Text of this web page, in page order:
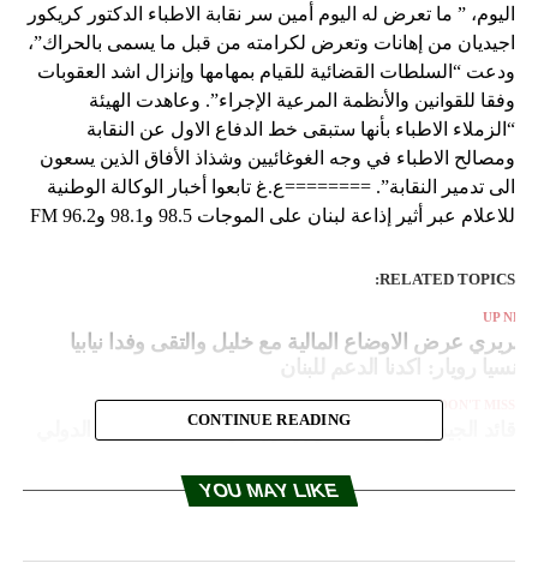
اليوم، ” ما تعرض له اليوم أمين سر نقابة الاطباء الدكتور كريكور
اجيديان من إهانات وتعرض لكرامته من قبل ما يسمى بالحراك”،
ودعت “السلطات القضائية للقيام بمهامها وإنزال اشد العقوبات
وفقا للقوانين والأنظمة المرعية الإجراء”. وعاهدت الهيئة
“الزملاء الاطباء بأنها ستبقى خط الدفاع الاول عن النقابة
ومصالح الاطباء في وجه الغوغائيين وشذاذ الأفاق الذين يسعون
الى تدمير النقابة”. ========ع.غ تابعوا أخبار الوكالة الوطنية
للاعلام عبر أثير إذاعة لبنان على الموجات 98.5 و98.1 و96.2 FM
RELATED TOPICS:
UP
عرض الاوضاع المالية مع خليل والتقى وفدا نيابيا
رويار: اكدنا الدعم للبنان
DON'T MISS
قائد الجيش استقبل لاكوروا ورئيس الصليب الاحمر الدولي
CONTINUE READING
YOU MAY LIKE